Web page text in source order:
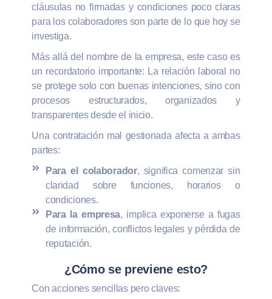
cláusulas no firmadas y condiciones poco claras
para los colaboradores son parte de lo que hoy se
investiga.
Más allá del nombre de la empresa, este caso es
un recordatorio importante: La relación laboral no
se protege solo con buenas intenciones, sino con
procesos estructurados, organizados y
transparentes desde el inicio.
Una contratación mal gestionada afecta a ambas
partes:
Para el colaborador, significa comenzar sin
claridad sobre funciones, horarios o
condiciones.
Para la empresa, implica exponerse a fugas
de información, conflictos legales y pérdida de
reputación.
¿Cómo se previene esto?
Con acciones sencillas pero claves: